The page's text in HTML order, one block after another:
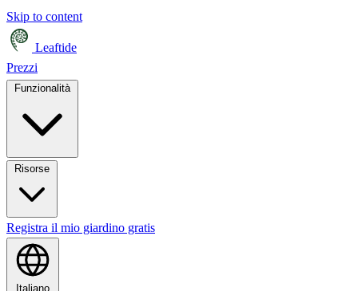
Skip to content
Leaftide
Prezzi
Funzionalità
Registra il mio giardino gratis
Italiano